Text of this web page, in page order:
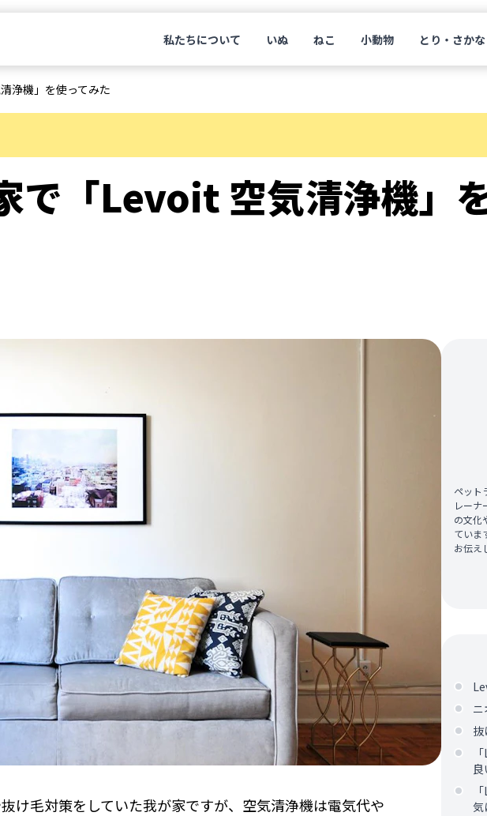
私たちについて いぬ ねこ 小動物 とり・さかな
浄機」を使ってみた
で「Levoit 空気清浄機」
け毛対策をしていた我が家ですが、空気清浄機は電気代や
ペット
レーナ
の文化
ていま
お伝え
気